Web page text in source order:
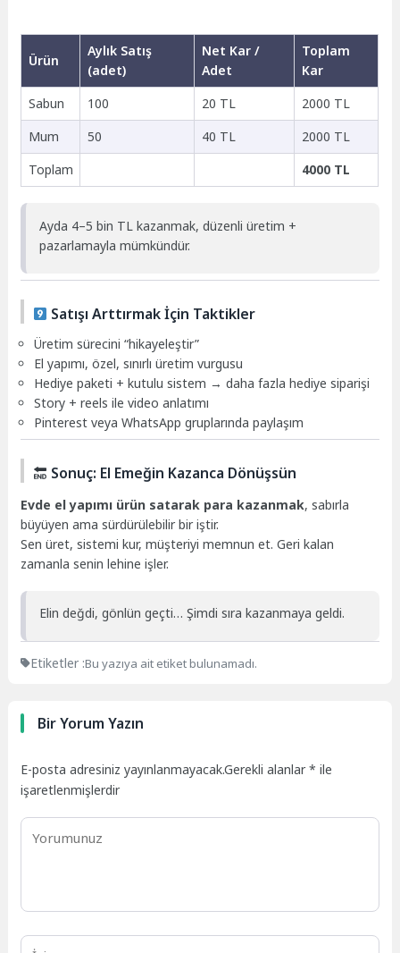
Ürün
Aylık Satış
(adet)
Net Kar /
Adet
Toplam
Kar
Sabun
100 20 TL
2000 TL
Mum
50 40 TL
2000 TL
Toplam
4000 TL
Ayda 4–5 bin TL kazanmak, düzenli üretim +
pazarlamayla mümkündür.
Satışı Arttırmak İçin Taktikler
Üretim sürecini “hikayeleştir”
El yapımı, özel, sınırlı üretim vurgusu
Hediye paketi + kutulu sistem → daha fazla hediye siparişi
Story + reels ile video anlatımı
Pinterest veya WhatsApp gruplarında paylaşım
Sonuç: El Emeğin Kazanca Dönüşsün
Evde el yapımı ürün satarak para kazanmak, sabırla
büyüyen ama sürdürülebilir bir iştir.
Sen üret, sistemi kur, müşteriyi memnun et. Geri kalan
zamanla senin lehine işler.
Elin değdi, gönlün geçti… Şimdi sıra kazanmaya geldi.
Etiketler :Bu yazıya ait etiket bulunamadı.
Bir Yorum Yazın
E-posta adresiniz yayınlanmayacak.Gerekli alanlar* ile
işaretlenmişlerdir